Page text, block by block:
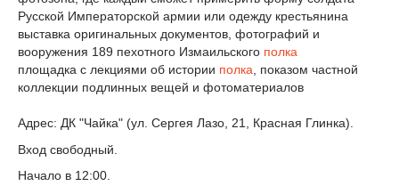
Русской Императорской армии или одежду крестьянина
выставка оригинальных документов, фотографий и
вооружения 189 пехотного Измаильского полка
площадка с лекциями об истории полка , показом частной
коллекции подлинных вещей и фотоматериалов
Адрес: ДК "Чайка" (ул. Сергея Лазо, 21, Красная Глинка).
Вход свободный.
Начало в 12:00.